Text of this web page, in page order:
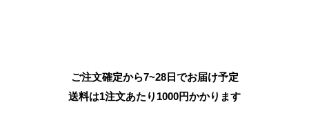
ご注文確定から7~28日でお届け予定
送料は1注文あたり 1000円かかります